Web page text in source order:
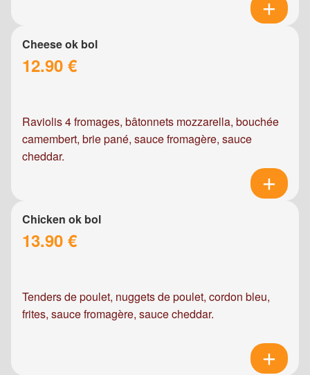
Cheese ok bol
12.90 €
Raviolis 4 fromages, bâtonnets mozzarella, bouchée
camembert, brie pané, sauce fromagère, sauce
cheddar.
Chicken ok bol
13.90 €
Tenders de poulet, nuggets de poulet, cordon bleu,
frites, sauce fromagère, sauce cheddar.